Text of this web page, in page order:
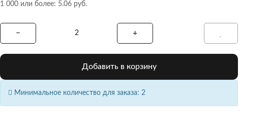
1 000 или более: 5.06 руб.
Добавить в корзину
Минимальное количество для заказа: 2